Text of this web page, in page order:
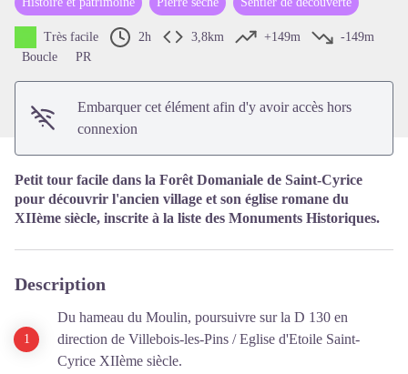
Voir l'image en plein écran
Très facile 2h 3,8km +149m
-149m
Boucle
PR
Embarquer cet élément afin d'y avoir accès hors
connexion
Petit tour facile dans la Forêt Domaniale de Saint-Cyrice
pour découvrir l'ancien village et son église romane du
XIIème siècle, inscrite à la liste des Monuments Historiques.
Description
Du hameau du Moulin, poursuivre sur la D 130 en
direction de Villebois-les-Pins / Eglise d'Etoile Saint-
Cyrice XIIème siècle.